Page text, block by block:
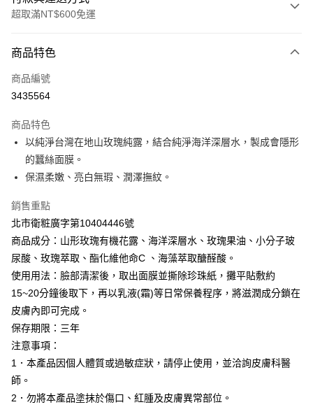
超取滿NT$600免運
信用卡一次付款
超商取貨付款
Apple Pay
街口支付
Google Pay
全盈+PAY
【關於「AFTEE先享後付」】
AFTEE先享後付是「在收到商品之後才付款」的支付方式。 讓您購物簡單
便利好安心！
１．簡單：不需註冊會員、不需綁卡、不需儲值。
２．便利：只要手機號碼，簡訊認證，即可結帳。
３．安心：先確認商品／服務後，再付款。
１．於結帳方式選擇「AFTEE先享後付」後，將跳轉至「AFTEE先享後付」
ATM付款
運送方式
全家付款取貨
每筆NT$100，滿NT$600(含以上)免運費
商品特色
商品編號
3435564
商品特色
以純淨台灣在地山玫瑰純露，結合純淨海洋深層水，製成會隱形
的蠶絲面膜。
保濕柔嫩、亮白無瑕、潤澤撫紋。
銷售重點
北市衛粧廣字第10404446號
商品成分：山形玫瑰有機花露、海洋深層水、玫瑰果油、小分子玻
尿酸、玫瑰萃取、酯化維他命C 、海藻萃取醣醛酸。
使用用法：臉部清潔後，取出面膜並撕除珍珠紙，攤平貼敷約
15~20分鐘後取下，再以乳液(霜)等日常保養程序，將滋潤成分鎖在
皮膚內即可完成。
保存期限：三年
注意事項：
1．本產品因個人體質或過敏症狀，請停止使用，並洽詢皮膚科醫
師。
2．勿將本產品塗抹於傷口、紅腫及皮膚異常部位。